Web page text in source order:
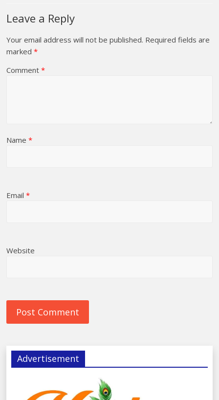
Leave a Reply
Your email address will not be published. Required fields are
marked*
Comment*
Name*
Email*
Website
Advertisement